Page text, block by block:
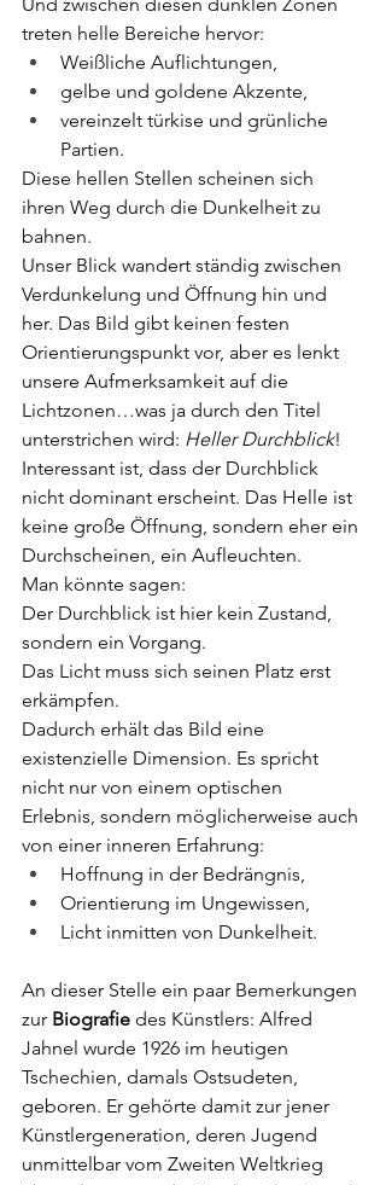
treten helle Bereiche hervor:
Weißliche Auflichtungen,
gelbe und goldene Akzente,
vereinzelt türkise und grünliche
Partien.
Diese hellen Stellen scheinen sich
ihren Weg durch die Dunkelheit zu
bahnen.
Unser Blick wandert ständig zwischen
Verdunkelung und Öffnung hin und
her. Das Bild gibt keinen festen
Orientierungspunkt vor, aber es lenkt
unsere Aufmerksamkeit auf die
Lichtzonen…was ja durch den Titel
unterstrichen wird: Heller Durchblick!
Interessant ist, dass der Durchblick
nicht dominant erscheint. Das Helle ist
keine große Öffnung, sondern eher ein
Durchscheinen, ein Aufleuchten.
Man könnte sagen:
Der Durchblick ist hier kein Zustand,
sondern ein Vorgang.
Das Licht muss sich seinen Platz erst
erkämpfen.
Dadurch erhält das Bild eine
existenzielle Dimension. Es spricht
nicht nur von einem optischen
Erlebnis, sondern möglicherweise auch
von einer inneren Erfahrung:
Hoffnung in der Bedrängnis,
Orientierung im Ungewissen,
Licht inmitten von Dunkelheit.
An dieser Stelle ein paar Bemerkungen
zur Biografie des Künstlers: Alfred
Jahnel wurde 1926 im heutigen
Tschechien, damals Ostsudeten,
geboren. Er gehörte damit zur jener
Künstlergeneration, deren Jugend
unmittelbar vom Zweiten Weltkrieg